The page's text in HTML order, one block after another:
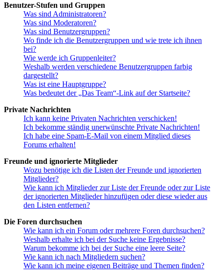
Benutzer-Stufen und Gruppen
Was sind Administratoren?
Was sind Moderatoren?
Was sind Benutzergruppen?
Wo finde ich die Benutzergruppen und wie trete ich ihnen
bei?
Wie werde ich Gruppenleiter?
Weshalb werden verschiedene Benutzergruppen farbig
dargestellt?
Was ist eine Hauptgruppe?
Was bedeutet der „Das Team“-Link auf der Startseite?
Private Nachrichten
Ich kann keine Privaten Nachrichten verschicken!
Ich bekomme ständig unerwünschte Private Nachrichten!
Ich habe eine Spam-E-Mail von einem Mitglied dieses
Forums erhalten!
Freunde und ignorierte Mitglieder
Wozu benötige ich die Listen der Freunde und ignorierten
Mitglieder?
Wie kann ich Mitglieder zur Liste der Freunde oder zur Liste
der ignorierten Mitglieder hinzufügen oder diese wieder aus
den Listen entfernen?
Die Foren durchsuchen
Wie kann ich ein Forum oder mehrere Foren durchsuchen?
Weshalb erhalte ich bei der Suche keine Ergebnisse?
Warum bekomme ich bei der Suche eine leere Seite?
Wie kann ich nach Mitgliedern suchen?
Wie kann ich meine eigenen Beiträge und Themen finden?